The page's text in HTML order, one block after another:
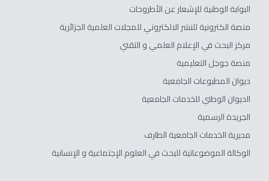
البوابة الوطنية للإشعار عن الأطروحات
منصة الكترونية للنشر الالكتروني للمجلات العلمية الجزائرية
مركز البحث في الإعلام العلمي و التقني
منصة جوجل التعليمية
ديوان المطبوعات الجامعية
الديوان الوطني للخدمات الجامعية
الجريدة الرسمية
مديرية الخدمات الجامعية الطارف
الوكالة الموضوعاتية للبحث في العلوم الإجتماعية و الإنسانية